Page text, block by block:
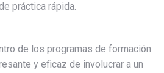
práctica rápida.
de los programas de formación
y eficaz de involucrar a un